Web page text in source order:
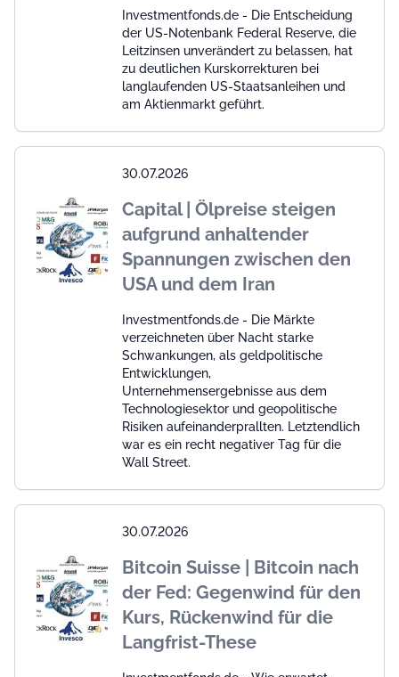
Investmentfonds.de - Die Entscheidung
der US-Notenbank Federal Reserve, die
Leitzinsen unverändert zu belassen, hat
zu deutlichen Kurskorrekturen bei
langlaufenden US-Staatsanleihen und
am Aktienmarkt geführt.
30.07.2026
Capital | Ölpreise steigen
aufgrund anhaltender
Spannungen zwischen den
USA und dem Iran
Investmentfonds.de - Die Märkte
verzeichneten über Nacht starke
Schwankungen, als geldpolitische
Entwicklungen,
Unternehmensergebnisse aus dem
Technologiesektor und geopolitische
Risiken aufeinanderprallten. Letztendlich
war es ein recht negativer Tag für die
Wall Street.
30.07.2026
Bitcoin Suisse | Bitcoin nach
der Fed: Gegenwind für den
Kurs, Rückenwind für die
Langfrist-These